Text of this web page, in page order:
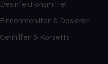
Desinfektionsmittel
Einnehmehilfen & Dosierer
Gehhilfen & Korsetts